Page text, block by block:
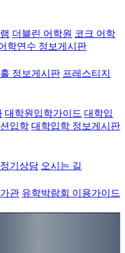
더블린 어학원 코크 어학
학연수 정보게시판
정보게시판 프레스티지
대학원입학가이드 대학입
입학 대학입학 정보게시판
기상담 오시는 길
관 유학박람회 이용가이드